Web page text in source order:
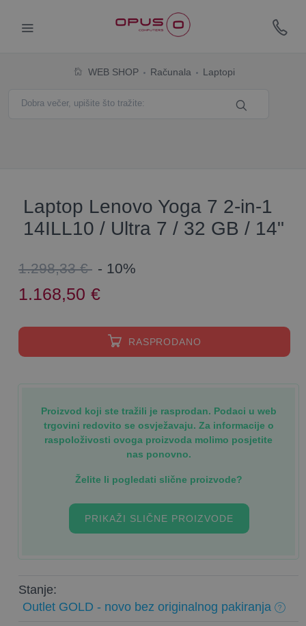
WEB SHOP Računala Laptopi
Laptop Lenovo Yoga 7 2-in-1
14ILL10 / Ultra 7 / 32 GB / 14"
1.298,33 € - 10%
1.168,50 €
RASPRODANO
Proizvod koji ste tražili je rasprodan. Podaci u web
trgovini redovito se osvježavaju. Za informacije o
raspoloživosti ovoga proizvoda molimo posjetite
nas ponovno.
Želite li pogledati slične proizvode?
PRIKAŽI SLIČNE PROIZVODE
Stanje:
Outlet GOLD - novo bez originalnog pakiranja